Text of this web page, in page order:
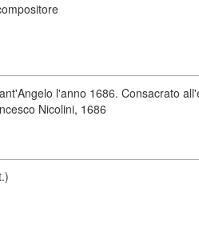
l'anno 1686. Consacrato
Nicolini, 1686